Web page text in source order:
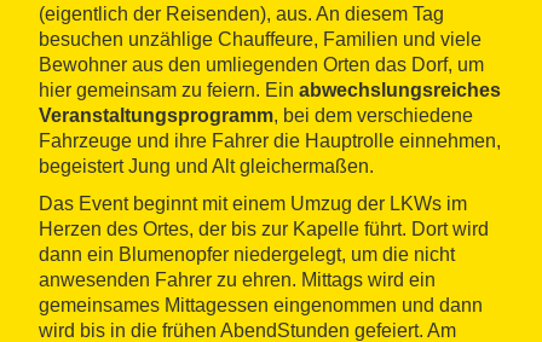
(eigentlich der Reisenden), aus. An diesem Tag
besuchen unzählige Chauffeure, Familien und viele
Bewohner aus den umliegenden Orten das Dorf, um
hier gemeinsam zu feiern. Ein abwechslungsreiches
Veranstaltungsprogramm, bei dem verschiedene
Fahrzeuge und ihre Fahrer die Hauptrolle einnehmen,
begeistert Jung und Alt gleichermaßen.
Das Event beginnt mit einem Umzug der LKWs im
Herzen des Ortes, der bis zur Kapelle führt. Dort wird
dann ein Blumenopfer niedergelegt, um die nicht
anwesenden Fahrer zu ehren. Mittags wird ein
gemeinsames Mittagessen eingenommen und dann
wird bis in die frühen AbendStunden gefeiert. Am